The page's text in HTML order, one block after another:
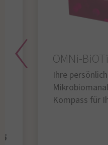
OMNi-
Ihre
Kompass für